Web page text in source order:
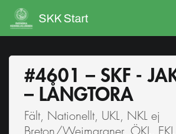
#4601 – SKF -
– LÅNGTORA
Fält, Nationellt, UKL, NKL ej